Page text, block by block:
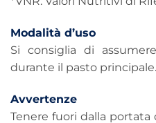
Modalità d’uso
Si consiglia di
durante il pasto principale.
Avvertenze
Tenere fuori dalla